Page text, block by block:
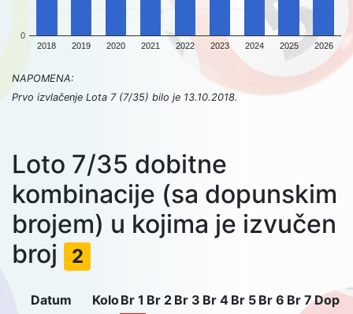
2018 2019 2020 2021 2022 2023 2024 2025 2026
0
NAPOMENA:
Prvo izvlačenje Lota 7 (7/35) bilo je 13.10.2018.
Loto 7/35 dobitne
kombinacije (sa dopunskim
brojem) u kojima je izvučen
broj
2
Datum KoloBr 1 Br 2 Br 3 Br 4 Br 5 Br 6 Br 7Dop